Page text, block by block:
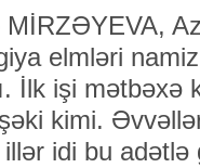
MİRZƏYEVA,
elmləri
İlk işi mətbəxə
kimi.
illər idi bu